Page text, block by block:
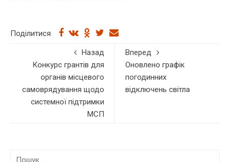
Поділитися
Назад
Конкурс грантів для
органів місцевого
самоврядування щодо
системної підтримки
МСП
Вперед
Оновлено графік
погодинних
відключень світла